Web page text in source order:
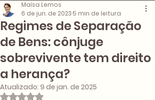
Regimes de Separação
de Bens: cônjuge
sobrevivente tem direito
a herança?
Maísa Lemos
6 de jun. de 2023 5 min de leitura
Atualizado: 9 de jan. de 2025
Avaliado com NaN de 5 estrelas.